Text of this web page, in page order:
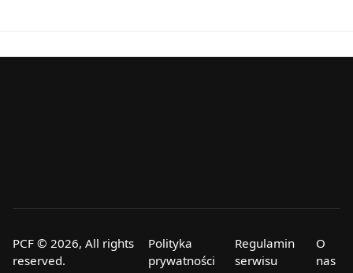
PCF © 2026, All rights
reserved.
Polityka
prywatności
Regulamin
serwisu
O
nas